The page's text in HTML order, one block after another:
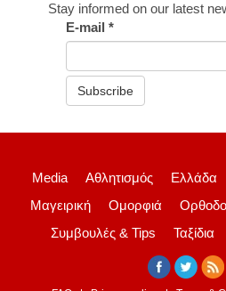
Stay informed on our latest
E-mail*
Subscribe
Media Αθλητισμός Ελλάδα
Μαγειρική
Ομορφιά
Συμβουλές & Tips
Ταξίδια